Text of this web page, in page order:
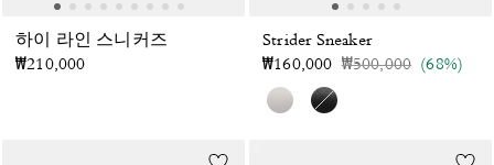
하이 라인 스니커즈
₩210,000
Strider Sneaker
₩160,000 가격 인하 전
₩500,000인하됨
(68%)